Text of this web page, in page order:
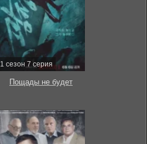
1 сезон 7 серия
Пощады не будет